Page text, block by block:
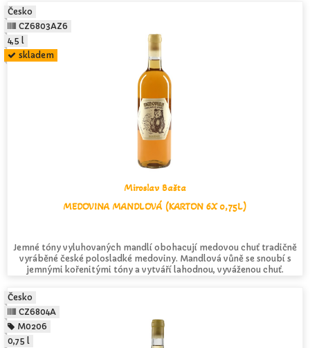
Miroslav Bašta
MEDOVINA MANDLOVÁ (KARTON 6X 0,75L)
Jemné tóny vyluhovaných mandlí obohacují medovou chuť tradičně
vyráběné české polosladké medoviny. Mandlová vůně se snoubí s
jemnými kořenitými tóny a vytváří lahodnou, vyváženou chuť.
Česko
CZ6803AZ6
4,5 l
skladem
Česko
CZ6804A
M0206
0,75 l